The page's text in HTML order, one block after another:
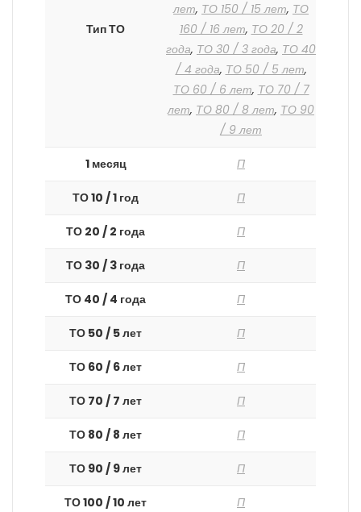
Тип ТО
лет, ТО 150 / 15 лет, ТО
160 / 16 лет, ТО 20 / 2
года, ТО 30 / 3 года, ТО 40
/ 4 года, ТО 50 / 5 лет,
ТО 60 / 6 лет, ТО 70 / 7
лет, ТО 80 / 8 лет, ТО 90
/ 9 лет
1 месяц П
ТО 10 / 1 год П
ТО 20 / 2 года П
ТО 30 / 3 года П
ТО 40 / 4 года П
ТО 50 / 5 лет П
ТО 60 / 6 лет П
ТО 70 / 7 лет П
ТО 80 / 8 лет П
ТО 90 / 9 лет П
ТО 100 / 10 лет П